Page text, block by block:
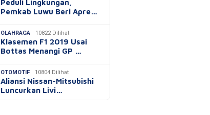
Peduli Lingkungan,
Pemkab Luwu Beri Apre…
OLAHRAGA 10822 Dilihat
Klasemen F1 2019 Usai
Bottas Menangi GP …
OTOMOTIF 10804 Dilihat
Aliansi Nissan-Mitsubishi
Luncurkan Livi…